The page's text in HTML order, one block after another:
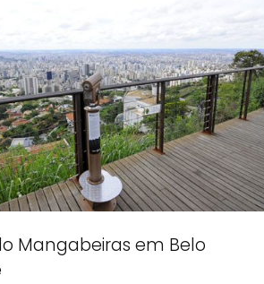
Mangabeiras em Belo